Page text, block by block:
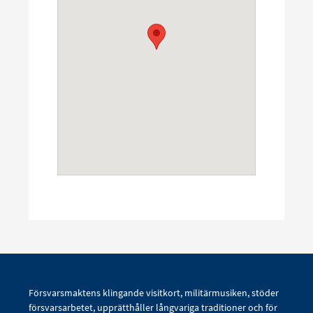
Försvarsmaktens klingande visitkort, militärmusiken, stöder
försvarsarbetet, upprätthåller långvariga traditioner och för